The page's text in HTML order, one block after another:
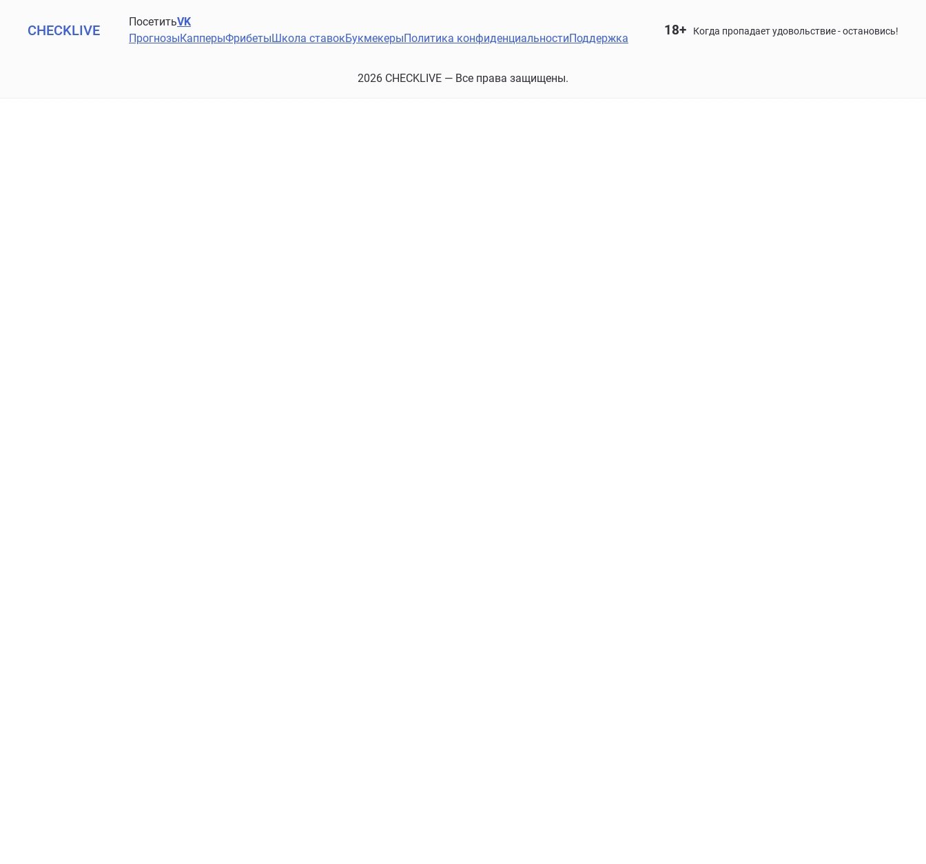
CHECKLIVE
ПосетитьVK
ПрогнозыКапперыФрибетыШкола ставокБукмекерыПолитика конфиденциальностиПоддержка
18+ Когда пропадает удовольствие - остановись!
2026 CHECKLIVE — Все права защищены.